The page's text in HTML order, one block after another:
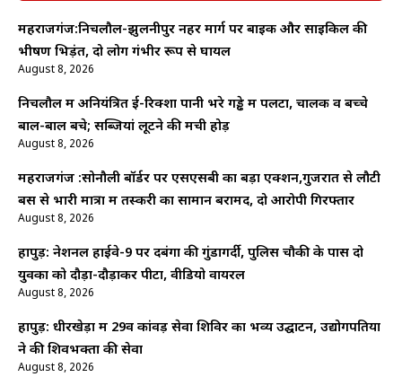
महराजगंज:निचलौल-झुलनीपुर नहर मार्ग पर बाइक और साइकिल की
भीषण भिड़ंत, दो लोग गंभीर रूप से घायल
August 8, 2026
निचलौल में अनियंत्रित ई-रिक्शा पानी भरे गड्ढे में पलटा, चालक व बच्चे
बाल-बाल बचे; सब्जियां लूटने की मची होड़
August 8, 2026
महराजगंज :सोनौली बॉर्डर पर एसएसबी का बड़ा एक्शन,गुजरात से लौटी
बस से भारी मात्रा में तस्करी का सामान बरामद, दो आरोपी गिरफ्तार
August 8, 2026
हापुड़: नेशनल हाईवे-9 पर दबंगों की गुंडागर्दी, पुलिस चौकी के पास दो
युवकों को दौड़ा-दौड़ाकर पीटा, वीडियो वायरल
August 8, 2026
हापुड़: धीरखेड़ा में 29वें कांवड़ सेवा शिविर का भव्य उद्घाटन, उद्योगपतियों
ने की शिवभक्तों की सेवा
August 8, 2026